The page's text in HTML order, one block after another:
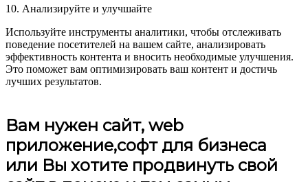
10. Анализируйте и улучшайте
Используйте инструменты аналитики, чтобы отслеживать
поведение посетителей на вашем сайте, анализировать
эффективность контента и вносить необходимые улучшения.
Это поможет вам оптимизировать ваш контент и достичь
лучших результатов.
Вам нужен сайт, web
приложение,софт для бизнеса
или Вы хотите продвинуть свой